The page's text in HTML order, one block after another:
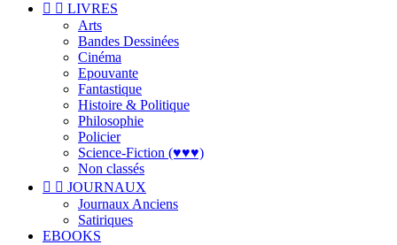
  LIVRES
Arts
Bandes Dessinées
Cinéma
Epouvante
Fantastique
Histoire & Politique
Philosophie
Policier
Science-Fiction (♥♥♥)
Non classés
  JOURNAUX
Journaux Anciens
Satiriques
EBOOKS